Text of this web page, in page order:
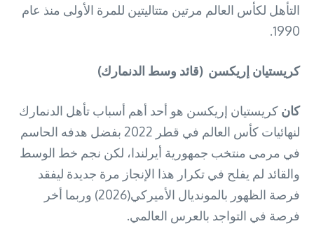
التأهل لكأس العالم مرتين متتاليتين للمرة الأولى منذ عام
1990.
كريستيان إريكسن (قائد وسط الدنمارك)
كان كريستيان إريكسن هو أحد أهم أسباب تأهل الدنمارك
لنهائيات كأس العالم في قطر 2022 بفضل هدفه الحاسم
في مرمى منتخب جمهورية أيرلندا، لكن نجم خط الوسط
والقائد لم يفلح في تكرار هذا الإنجاز مرة جديدة ليفقد
فرصة الظهور بالمونديال الأميركي(2026) وربما أخر
فرصة في التواجد بالعرس العالمي.